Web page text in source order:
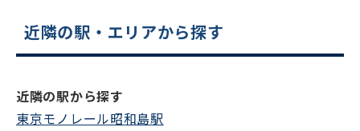
平日 9:00〜18:00
フォームでお問い合わせ
近隣の駅・エリアから探す
近隣の駅から探す
東京モノレール昭和島駅